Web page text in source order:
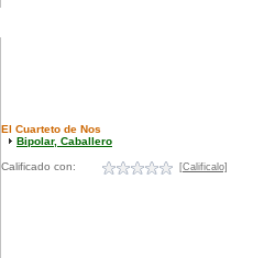
El Cuarteto de Nos
Bipolar, Caballero
Calificado con: [Calificalo]